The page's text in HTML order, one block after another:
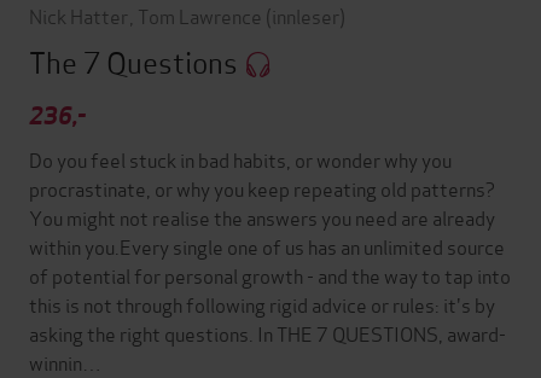
Nick Hatter Tom Lawrence (innleser)
The 7 Questions
236,-
Do you feel stuck in bad habits, or wonder why you
procrastinate, or why you keep repeating old patterns?
You might not realise the answers you need are already
within you.Every single one of us has an unlimited source
of potential for personal growth - and the way to tap into
this is not through following rigid advice or rules: it's by
asking the right questions. In THE 7 QUESTIONS, award-
winnin…